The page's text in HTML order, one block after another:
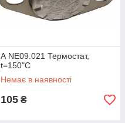
А NE09.021 Термостат,
t=150"C
Немає в наявності
105 ₴